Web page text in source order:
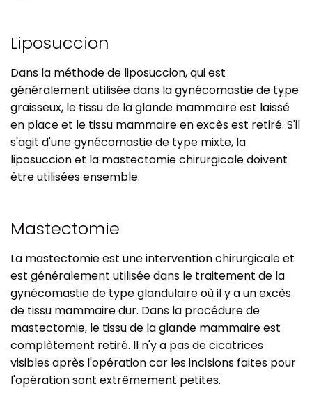
Liposuccion
Dans la méthode de liposuccion, qui est
généralement utilisée dans la gynécomastie de type
graisseux, le tissu de la glande mammaire est laissé
en place et le tissu mammaire en excès est retiré. S'il
s'agit d'une gynécomastie de type mixte, la
liposuccion et la mastectomie chirurgicale doivent
être utilisées ensemble.
Mastectomie
La mastectomie est une intervention chirurgicale et
est généralement utilisée dans le traitement de la
gynécomastie de type glandulaire où il y a un excès
de tissu mammaire dur. Dans la procédure de
mastectomie, le tissu de la glande mammaire est
complètement retiré. Il n'y a pas de cicatrices
visibles après l'opération car les incisions faites pour
l'opération sont extrêmement petites.